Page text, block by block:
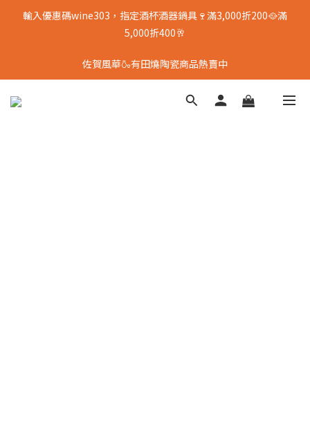
輸入優惠碼wine303，指定酒杯酒器鍋具🍷滿3,000折200🥘滿
5,000折400🥂
佐賀風華🍶有田燒陶瓷商品熱賣中